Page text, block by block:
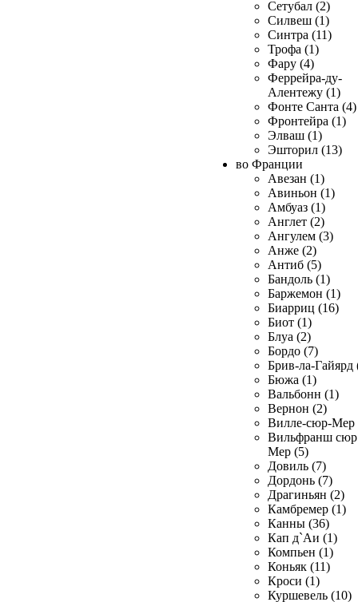
Сетубал (2)
Силвеш (1)
Синтра (11)
Трофа (1)
Фару (4)
Феррейра-ду-
Алентежу (1)
Фонте Санта (4)
Фронтейра (1)
Элваш (1)
Эшторил (13)
во Франции
Авезан (1)
Авиньон (1)
Амбуаз (1)
Англет (2)
Ангулем (3)
Анже (2)
Антиб (5)
Бандоль (1)
Баржемон (1)
Биарриц (16)
Биот (1)
Блуа (2)
Бордо (7)
Брив-ла-Гайярд
Бюжа (1)
Вальбонн (1)
Вернон (2)
Вилле-сюр-Мер
Вильфранш сюр
Мер (5)
Довиль (7)
Дордонь (7)
Драгиньян (2)
Камбремер (1)
Канны (36)
Кап д`Аи (1)
Компьен (1)
Коньяк (11)
Кроси (1)
Куршевель (10)